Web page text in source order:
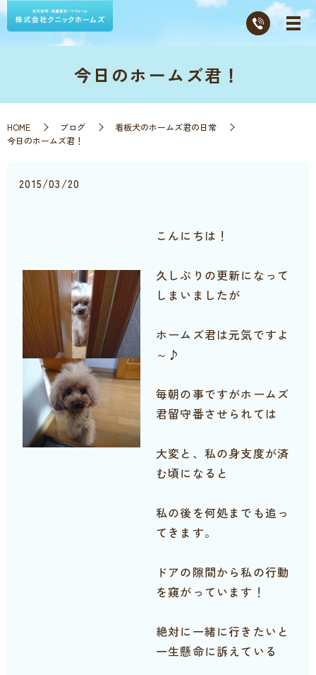
今日のホームズ君！
HOME ブログ
看板犬のホームズ君の日常
今日のホームズ君！
2015/03/20
こんにちは！
久しぶりの更新になって
しまいましたが
ホームズ君は元気ですよ
～♪
毎朝の事ですがホームズ
君留守番させられては
大変と、私の身支度が済
む頃になると
私の後を何処までも追っ
てきます。
ドアの隙間から私の行動
を窺がっています！
絶対に一緒に行きたいと
一生懸命に訴えている